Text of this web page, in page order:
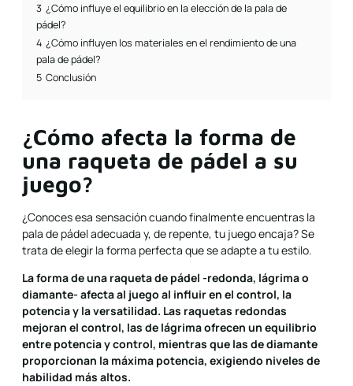
3 ¿Cómo influye el equilibrio en la elección de la pala de
pádel?
4 ¿Cómo influyen los materiales en el rendimiento de una
pala de pádel?
5 Conclusión
¿Cómo afecta la forma de
una raqueta de pádel a su
juego?
¿Conoces esa sensación cuando finalmente encuentras la
pala de pádel adecuada y, de repente, tu juego encaja? Se
trata de elegir la forma perfecta que se adapte a tu estilo.
La forma de una raqueta de pádel -redonda, lágrima o
diamante- afecta al juego al influir en el control, la
potencia y la versatilidad. Las raquetas redondas
mejoran el control, las de lágrima ofrecen un equilibrio
entre potencia y control, mientras que las de diamante
proporcionan la máxima potencia, exigiendo niveles de
habilidad más altos.